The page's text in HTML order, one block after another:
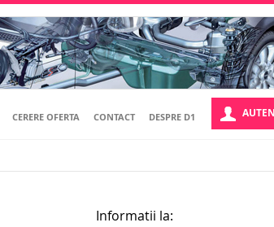
CERERE OFERTA CONTACT DESPRE D1
Informatii la: